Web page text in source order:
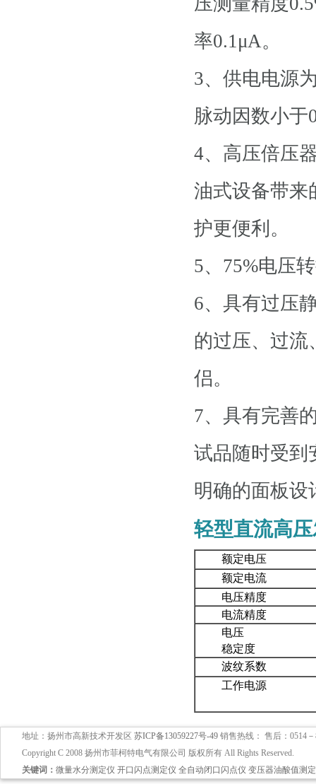
率0.1μA。
3、供电电源
脉动因数小于
4、高压倍压
油式设备带来
护更便利。
5、75%电压
6、具有过压
的过压、过流
侣。
7、具有完善
试品随时受到
明确的面板设
轻型直流高
额定电压
额定电流
电压精度
电流精度
电压
稳定度
波纹系数
工作电源
地址：扬州市高新技术开发区 苏ICP备13059227号-49 销售热线： 售后：0514
Copyright C 2008 扬州市菲柯特电气有限公司 版权所有 All Rights Reserved.
关键词： 微量水分测定仪 开口闪点测定仪 全自动闭口闪点仪 变压器油酸值测